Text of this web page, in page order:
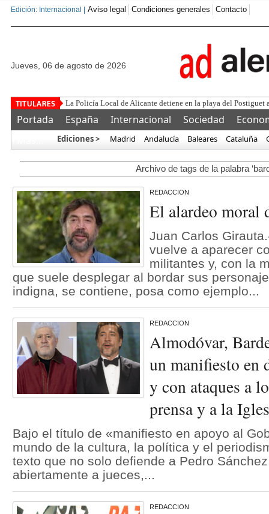
Edición: Internacional | Aviso legal Condiciones generales Contacto
jueves, 06 de agosto de 2026
Este corrupto traiciona
Portada España Internacional Sociedad
Ediciones > Madrid Andalucía Baleares Cataluña
Archivo de tags de la palabra
REDACCION
El alardeo moral
Juan Carlos
vuelve a aparecer
militantes y, con la
que suele desplegar al bordar sus
indigna, se contiene, posa como ejemplo...
REDACCION
Almodóvar,
un manifiesto en
y con ataques a
prensa y a la
Bajo el título de «manifiesto en apoyo al
mundo de la cultura, la política y el
texto que no solo defiende a Pedro
abiertamente a jueces,...
REDACCION